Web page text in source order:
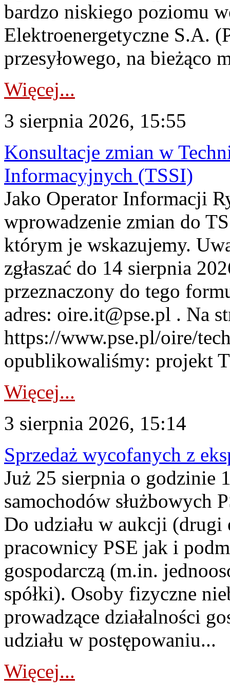
bardzo niskiego poziomu
Elektroenergetyczne S.A.
przesyłowego, na bieżąco
Więcej...
3 sierpnia 2026, 15:55
Konsultacje zmian w
Informacyjnych (TSSI)
Jako Operator Informacji
wprowadzenie zmian do
którym je wskazujemy.
zgłaszać do 14 sierpnia
przeznaczony do tego
adres: oire.it@pse.pl . Na
https://www.pse.pl/oire/
opublikowaliśmy: projekt
Więcej...
3 sierpnia 2026, 15:14
Sprzedaż wycofanych z
Już 25 sierpnia o godzinie
samochodów służbowych
Do udziału w aukcji (drugi
pracownicy PSE jak i
gospodarczą (m.in.
spółki). Osoby fizyczne
prowadzące działalności
udziału w postępowaniu...
Więcej...